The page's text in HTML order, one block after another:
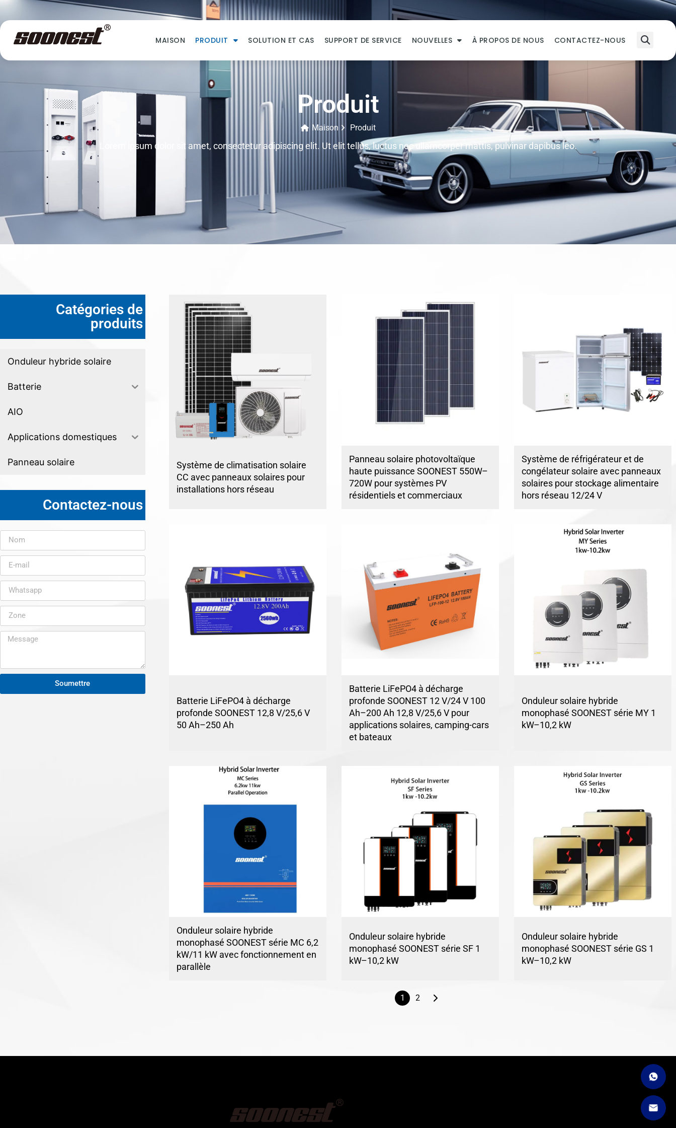
MAISON PRODUIT SOLUTION ET CAS SUPPORT DE SERVICE NOUVELLES À PROPOS DE NOUS CONTACTEZ-NOUS
Produit
Maison Produit
Lorem ipsum dolor sit amet, consectetur adipiscing elit. Ut elit tellus, luctus nec ullamcorper mattis, pulvinar dapibus leo.
Catégories de
produits
Onduleur hybride solaire
Batterie
AIO
Applications domestiques
Panneau solaire
Contactez-nous
Soumettre
Système de climatisation solaire
CC avec panneaux solaires pour
installations hors réseau
Panneau solaire photovoltaïque
haute puissance SOONEST 550W–
720W pour systèmes PV
résidentiels et commerciaux
Système de réfrigérateur et de
congélateur solaire avec panneaux
solaires pour stockage alimentaire
hors réseau 12/24 V
Batterie LiFePO4 à décharge
profonde SOONEST 12,8 V/25,6 V
50 Ah–250 Ah
Batterie LiFePO4 à décharge
profonde SOONEST 12 V/24 V 100
Ah–200 Ah 12,8 V/25,6 V pour
applications solaires, camping-cars
et bateaux
Onduleur solaire hybride
monophasé SOONEST série MY 1
kW–10,2 kW
Onduleur solaire hybride
monophasé SOONEST série MC 6,2
kW/11 kW avec fonctionnement en
parallèle
Onduleur solaire hybride
monophasé SOONEST série SF 1
kW–10,2 kW
Onduleur solaire hybride
monophasé SOONEST série GS 1
kW–10,2 kW
1 2